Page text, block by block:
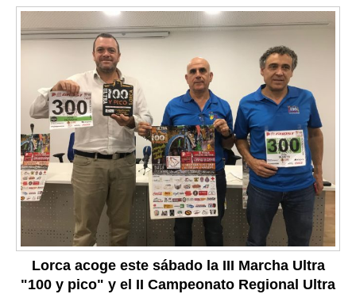
Lorca acoge este sábado la III Marcha Ultra
"100 y pico" y el II Campeonato Regional Ultra